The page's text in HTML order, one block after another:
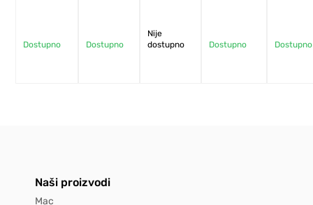
Dostupno Dostupno
Nije
dostupno
Dostupno Dostupno
Naši proizvodi
Mac